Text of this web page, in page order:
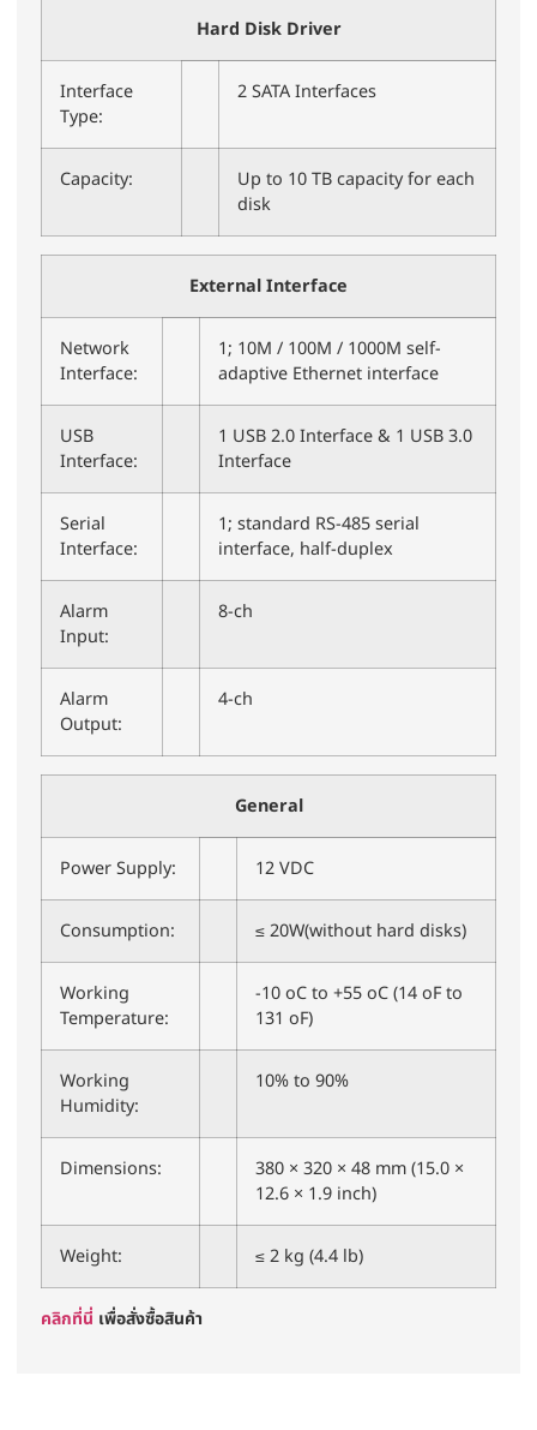
Hard Disk Driver
Interface
Type:
2 SATA Interfaces
Capacity:
Up to 10 TB capacity for each
disk
External Interface
Network
Interface:
1; 10M / 100M / 1000M self-
adaptive Ethernet interface
USB
Interface:
1 USB 2.0 Interface & 1 USB 3.0
Interface
Serial
Interface:
1; standard RS-485 serial
interface, half-duplex
Alarm
Input:
8-ch
Alarm
Output:
4-ch
General
Power Supply: 12 VDC
Consumption: ≤ 20W(without hard disks)
Working
Temperature:
-10 oC to +55 oC (14 oF to
131 oF)
Working
Humidity:
10% to 90%
Dimensions:
380 × 320 × 48 mm (15.0 ×
12.6 × 1.9 inch)
Weight: ≤ 2 kg (4.4 lb)
คลิกที่นี่ เพื่อสั่งซื้อสินค้า